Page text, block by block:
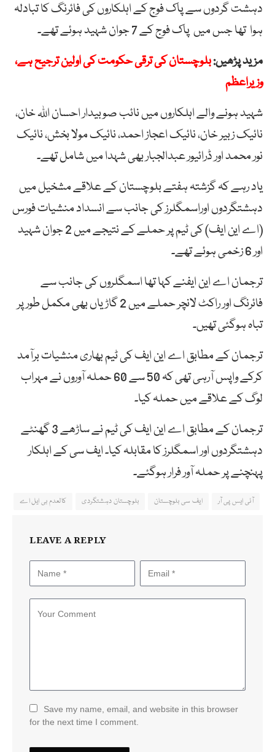
دہشت گردوں سے پاک فوج کے اہلکاروں کی فائرنگ کا تبادلہ
ہوا تھا جس میں پاک فوج کے 7 جوان شہید ہوئے تھے۔
مزید پڑھیں:بلوچستان کی ترقی حکومت کی اولین ترجیح ہے،
وزیراعظم
شہید ہونے والے اہلکاروں میں نائب صوبیدار احسان اللہ خان،
نائیک زبیر خان، نائیک اعجاز احمد، نائیک مولا بخش، نائیک
نور محمد اور ڈرائیور عبدالجبار بھی شہدا میں شامل تھے۔
یاد رہے کہ گزشتہ ہفتے بلوچستان کے علاقے مشخیل میں
دہشتگردوں اوراسمگلرز کی جانب سے انسداد منشیات فورس
(اے این ایف) کی ٹیم پر حملے کے نتیجے میں 2 جوان شہید
اور 6 زخمی ہوئے تھے۔
ترجمان اے این ایفنے کہا تھا اسمگلروں کی جانب سے
فائرنگ اور راکٹ لانچر حملے میں 2 گاڑیاں بھی مکمل طور پر
تباہ ہوگئی تھیں۔
ترجمان کے مطابق اے این ایف کی ٹیم بھاری منشیات برآمد
کرکے واپس آرہی تھی کہ 50 سے 60 حملہ آوروں نے مہراب
لوگ کے علاقے میں حملہ کیا۔
ترجمان کے مطابق اے این ایف کی ٹیم نے ساڑھے 3 گھنٹے
دہشتگردوں اور اسمگلرز کا مقابلہ کیا۔ ایف سی کے اہلکار
پہنچنے پر حملہ آور فرار ہوگئے۔
آئی ایس پی آر ایف سی بلوچستان بلوچستان دہشتگردی کالعدم بی ایل اے
LEAVE A REPLY
Save my name, email, and website in this browser
for the next time I comment.